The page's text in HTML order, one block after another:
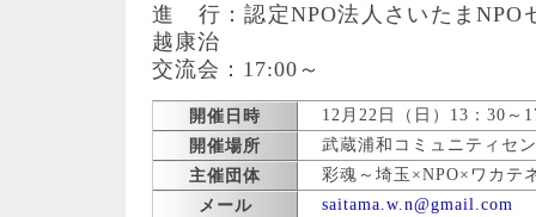
進 行：認定NPO法人さいたま
越康治
交流会：17:00～
開催日時
12月22日（日）13：30～
開催場所
武蔵浦和コミュニティセ
主催団体
彩魂～埼玉×NPO×ワカテ
メール
saitama.w.n@gmail.com